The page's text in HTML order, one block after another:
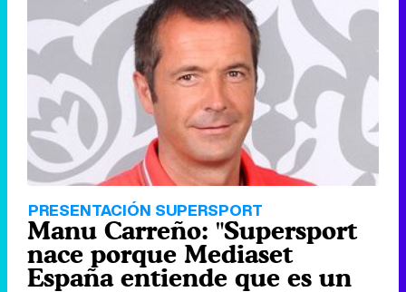
PRESENTACIÓN SUPERSPORT
Manu Carreño: "Supersport
nace porque Mediaset
España entiende que es un